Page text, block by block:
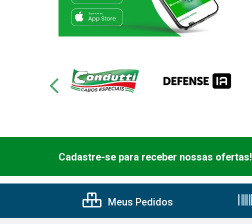
Cadastre-se para receber nossas ofertas!
Meus Pedidos